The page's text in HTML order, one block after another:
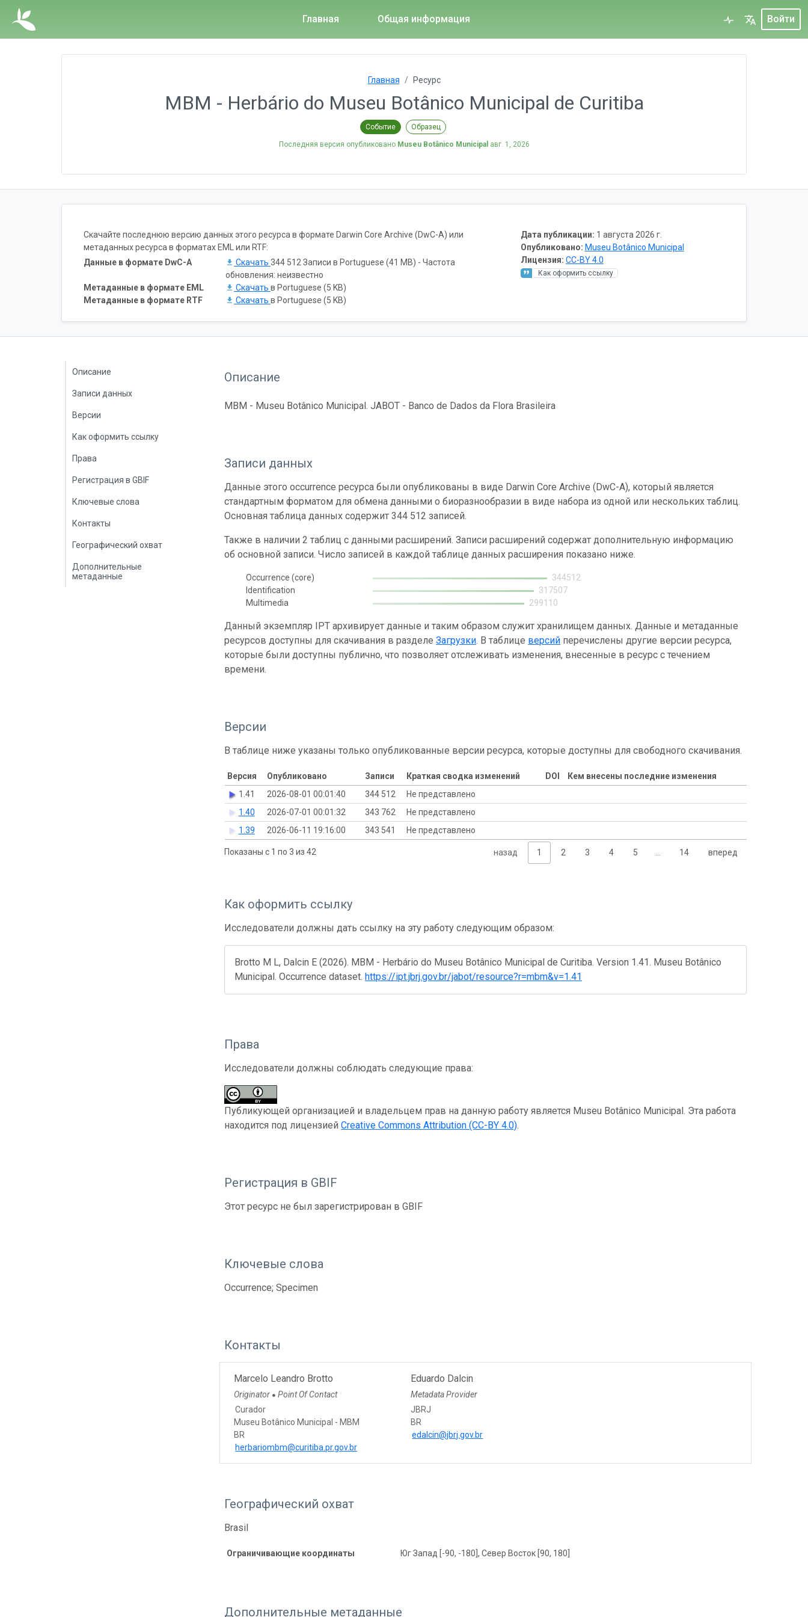
Главная Общая информация Войти
Главная Ресурс
MBM - Herbário do Museu Botânico Municipal de Curitiba
Событие Образец
Последняя версия опубликовано Museu Botânico Municipal авг. 1, 2026
Дата публикации: 1 августа 2026 г.
Опубликовано: Museu Botânico Municipal
Лицензия: CC-BY 4.0
Как оформить ссылку
Скачайте последнюю версию данных этого ресурса в формате Darwin Core Archive (DwC-A) или
метаданных ресурса в форматах EML или RTF:
Данные в формате DwC-A
Скачать 344 512 Записи в Portuguese (41 MB) - Частота
обновления: неизвестно
Метаданные в формате EML
Скачать в Portuguese (5 KB)
Метаданные в формате RTF
Скачать в Portuguese (5 KB)
Описание
Записи данных
Версии
Как оформить ссылку
Права
Регистрация в GBIF
Ключевые слова
Контакты
Географический охват
Дополнительные
метаданные
Описание
MBM - Museu Botânico Municipal. JABOT - Banco de Dados da Flora Brasileira
Записи данных
Данные этого occurrence ресурса были опубликованы в виде Darwin Core Archive (DwC-A), который является
стандартным форматом для обмена данными о биоразнообразии в виде набора из одной или нескольких таблиц.
Основная таблица данных содержит 344 512 записей.
Также в наличии 2 таблиц с данными расширений. Записи расширений содержат дополнительную информацию
об основной записи. Число записей в каждой таблице данных расширения показано ниже.
Occurrence (core)
344512
Identification
317507
Multimedia
299110
Данный экземпляр IPT архивирует данные и таким образом служит хранилищем данных. Данные и метаданные
ресурсов доступны для скачивания в разделеЗагрузки. В таблице версий перечислены другие версии ресурса,
которые были доступны публично, что позволяет отслеживать изменения, внесенные в ресурс с течением
времени.
Версии
В таблице ниже указаны только опубликованные версии ресурса, которые доступны для свободного скачивания.
Версия Опубликовано Записи Краткая сводка изменений DOI
Кем внесены последние изменения
1.41
2026-08-01 00:01:40 344 512
Не представлено
1.40
2026-07-01 00:01:32 343 762
Не представлено
1.39
2026-06-11 19:16:00 343 541 Не представлено
Показаны с 1 по 3 из 42 назад 1 2 3 4 5 … 14 вперед
Как оформить ссылку
Исследователи должны дать ссылку на эту работу следующим образом:
Brotto M L, Dalcin E (2026). MBM - Herbário do Museu Botânico Municipal de Curitiba. Version 1.41. Museu Botânico
Municipal. Occurrence dataset. https://ipt.jbrj.gov.br/jabot/resource?r=mbm&v=1.41
Права
Исследователи должны соблюдать следующие права:
Публикующей организацией и владельцем прав на данную работу является Museu Botânico Municipal. Эта работа
находится под лицензиейCreative Commons Attribution (CC-BY 4.0).
Регистрация в GBIF
Этот ресурс не был зарегистрирован в GBIF
Ключевые слова
Occurrence; Specimen
Контакты
Marcelo Leandro Brotto
Originator ● Point Of Contact
Curador
Museu Botânico Municipal - MBM
BR
herbariombm@curitiba.pr.gov.br
Eduardo Dalcin
Metadata Provider
JBRJ
BR
edalcin@jbrj.gov.br
Географический охват
Brasil
Ограничивающие координаты Юг Запад [-90, -180], Север Восток [90, 180]
Дополнительные метаданные